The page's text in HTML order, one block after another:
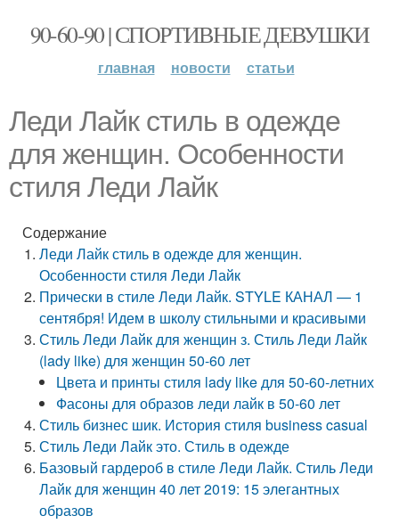
90-60-90 | СПОРТИВНЫЕ ДЕВУШКИ
главная новости статьи
Леди Лайк стиль в одежде
для женщин. Особенности
стиля Леди Лайк
Содержание
Леди Лайк стиль в одежде для женщин.
Особенности стиля Леди Лайк
Прически в стиле Леди Лайк. STYLE КАНАЛ — 1
сентября! Идем в школу стильными и красивыми
Стиль Леди Лайк для женщин з. Стиль Леди Лайк
(lady like) для женщин 50-60 лет
Цвета и принты стиля lady like для 50-60-летних
Фасоны для образов леди лайк в 50-60 лет
Стиль бизнес шик. История стиля business casual
Стиль Леди Лайк это. Стиль в одежде
Базовый гардероб в стиле Леди Лайк. Стиль Леди
Лайк для женщин 40 лет 2019: 15 элегантных
образов